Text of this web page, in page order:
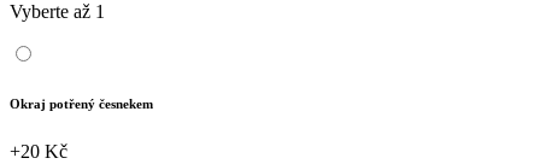
Vyberte až 1
Okraj potřený česnekem
+20 Kč